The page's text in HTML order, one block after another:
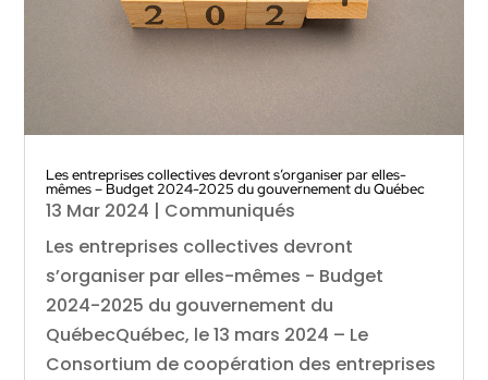
Les entreprises collectives devront s’organiser par elles-
mêmes – Budget 2024-2025 du gouvernement du Québec
13 Mar 2024 | Communiqués
Les entreprises collectives devront
s’organiser par elles-mêmes - Budget
2024-2025 du gouvernement du
QuébecQuébec, le 13 mars 2024 – Le
Consortium de coopération des entreprises